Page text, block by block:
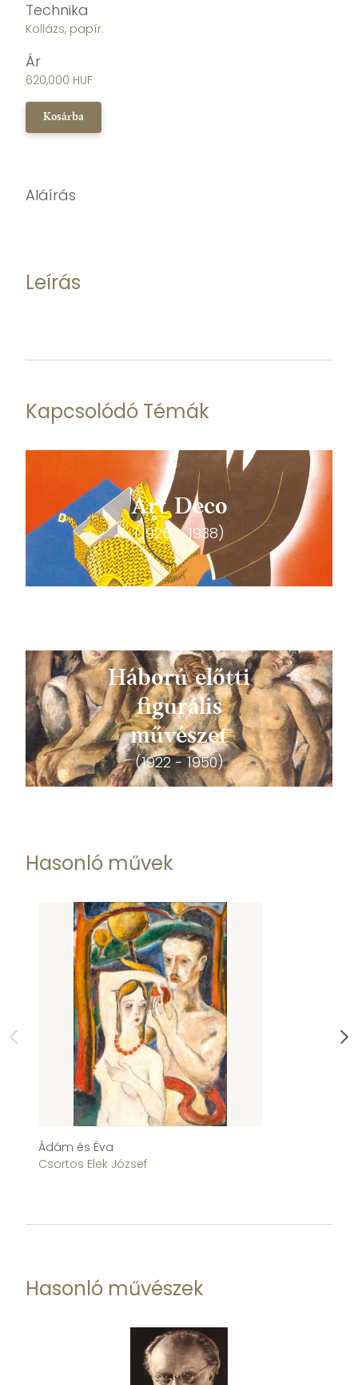
Technika
Kollázs, papír.
Ár
620,000 HUF
Kosárba
Aláírás
Leírás
Kapcsolódó Témák
Art Deco
(1926 - 1938)
Háború előtti
figurális
művészet
(1922 - 1950)
Hasonló művek
Ádám és Éva
Csortos Elek József
Hasonló művészek